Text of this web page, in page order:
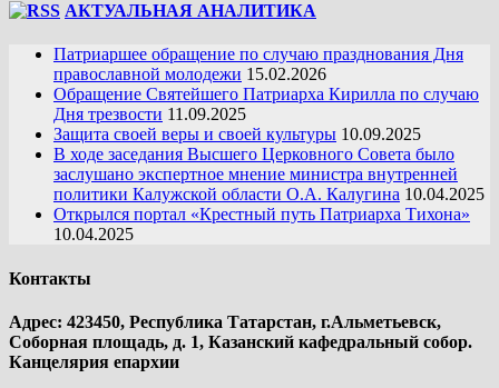
АКТУАЛЬНАЯ АНАЛИТИКА
Патриаршее обращение по случаю празднования Дня
православной молодежи 15.02.2026
Обращение Святейшего Патриарха Кирилла по случаю
Дня трезвости 11.09.2025
Защита своей веры и своей культуры 10.09.2025
В ходе заседания Высшего Церковного Совета было
заслушано экспертное мнение министра внутренней
политики Калужской области О.А. Калугина 10.04.2025
Открылся портал «Крестный путь Патриарха Тихона»
10.04.2025
Контакты
Адрес: 423450, Республика Татарстан, г.Альметьевск,
Соборная площадь, д. 1, Казанский кафедральный собор.
Канцелярия епархии